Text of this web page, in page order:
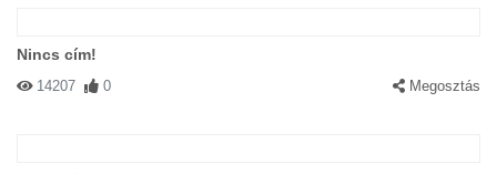
Nincs cím!
14207 0 Megosztás